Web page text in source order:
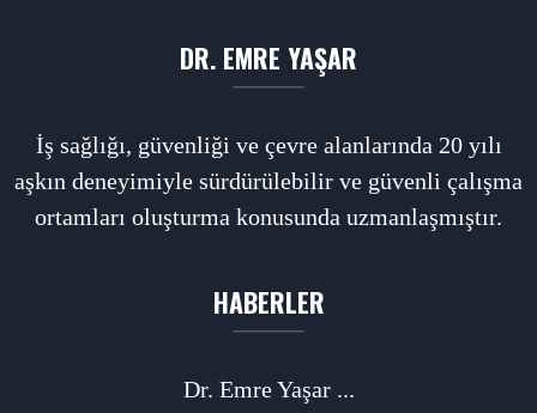
DR. EMRE YAŞAR
İş sağlığı, güvenliği ve çevre alanlarında 20 yılı
aşkın deneyimiyle sürdürülebilir ve güvenli çalışma
ortamları oluşturma konusunda uzmanlaşmıştır.
HABERLER
Dr. Emre Yaşar ...